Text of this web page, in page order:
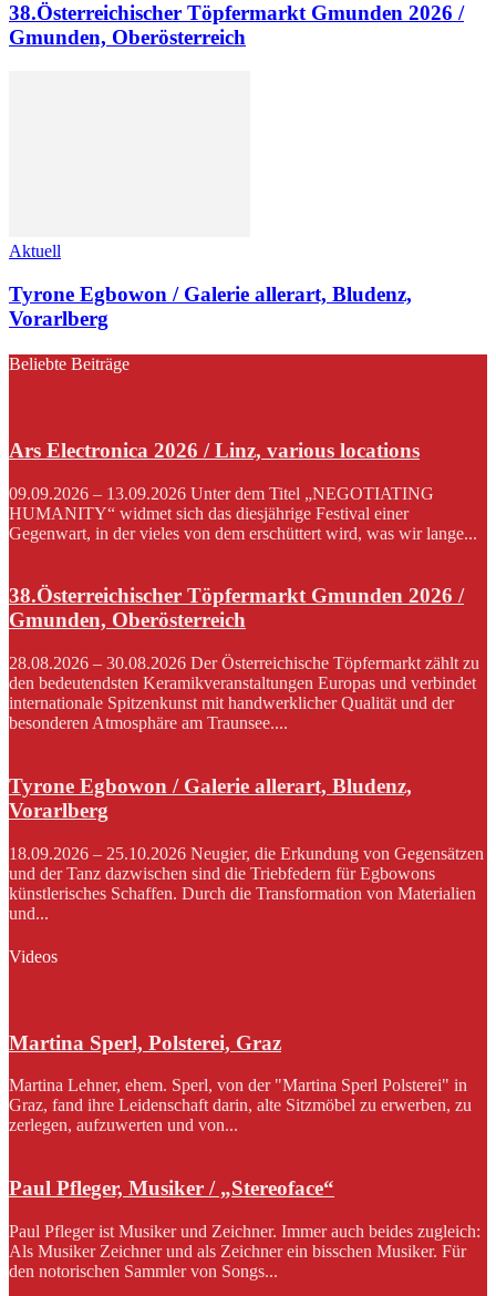
38.Österreichischer Töpfermarkt Gmunden 2026 /
Gmunden, Oberösterreich
Aktuell
Tyrone Egbowon / Galerie allerart, Bludenz,
Vorarlberg
Beliebte Beiträge
Ars Electronica 2026 / Linz, various locations
09.09.2026 – 13.09.2026 Unter dem Titel „NEGOTIATING
HUMANITY“ widmet sich das diesjährige Festival einer
Gegenwart, in der vieles von dem erschüttert wird, was wir lange...
38.Österreichischer Töpfermarkt Gmunden 2026 /
Gmunden, Oberösterreich
28.08.2026 – 30.08.2026 Der Österreichische Töpfermarkt zählt zu
den bedeutendsten Keramikveranstaltungen Europas und verbindet
internationale Spitzenkunst mit handwerklicher Qualität und der
besonderen Atmosphäre am Traunsee....
Tyrone Egbowon / Galerie allerart, Bludenz,
Vorarlberg
18.09.2026 – 25.10.2026 Neugier, die Erkundung von Gegensätzen
und der Tanz dazwischen sind die Triebfedern für Egbowons
künstlerisches Schaffen. Durch die Transformation von Materialien
und...
Videos
Martina Sperl, Polsterei, Graz
Martina Lehner, ehem. Sperl, von der "Martina Sperl Polsterei" in
Graz, fand ihre Leidenschaft darin, alte Sitzmöbel zu erwerben, zu
zerlegen, aufzuwerten und von...
Paul Pfleger, Musiker / „Stereoface“
Paul Pfleger ist Musiker und Zeichner. Immer auch beides zugleich:
Als Musiker Zeichner und als Zeichner ein bisschen Musiker. Für
den notorischen Sammler von Songs...